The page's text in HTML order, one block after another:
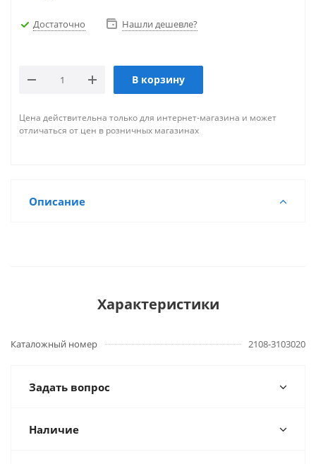
Достаточно Нашли дешевле?
В корзину
Цена действительна только для интернет-магазина и может
отличаться от цен в розничных магазинах
Описание
Характеристики
Каталожный номер 2108-3103020
Задать вопрос
Наличие